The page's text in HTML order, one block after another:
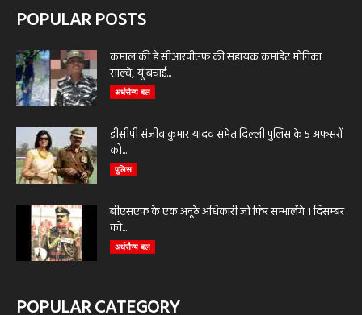
POPULAR POSTS
कमाल की है सीआरपीएफ की सहायक कमांडेंट मोनिका
साल्वे, यूं बचाई...
अर्धसैन्य बल
डीसीपी संजीव कुमार यादव समेत दिल्ली पुलिस के 5 अफसरों
को...
पुलिस
बीएसएफ के एक अनूठे अधिकारी जो फिर सम्भालेंगे 1 दिसम्बर
को...
अर्धसैन्य बल
POPULAR CATEGORY